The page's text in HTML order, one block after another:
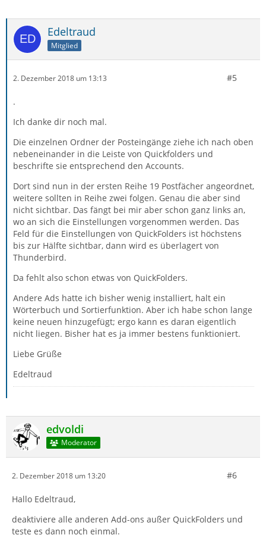
Edeltraud
Mitglied
2. Dezember 2018 um 13:13 #5
.
Ich danke dir noch mal.
Die einzelnen Ordner der Posteingänge ziehe ich nach oben
nebeneinander in die Leiste von Quickfolders und
beschrifte sie entsprechend den Accounts.
Dort sind nun in der ersten Reihe 19 Postfächer angeordnet,
weitere sollten in Reihe zwei folgen. Genau die aber sind
nicht sichtbar. Das fängt bei mir aber schon ganz links an,
wo an sich die Einstellungen vorgenommen werden. Das
Feld für die Einstellungen von QuickFolders ist höchstens
bis zur Hälfte sichtbar, dann wird es überlagert von
Thunderbird.
Da fehlt also schon etwas von QuickFolders.
Andere Ads hatte ich bisher wenig installiert, halt ein
Wörterbuch und Sortierfunktion. Aber ich habe schon lange
keine neuen hinzugefügt; ergo kann es daran eigentlich
nicht liegen. Bisher hat es ja immer bestens funktioniert.
Liebe Grüße
Edeltraud
edvoldi
Moderator
2. Dezember 2018 um 13:20 #6
Hallo Edeltraud,
deaktiviere alle anderen Add-ons außer QuickFolders und
teste es dann noch einmal.